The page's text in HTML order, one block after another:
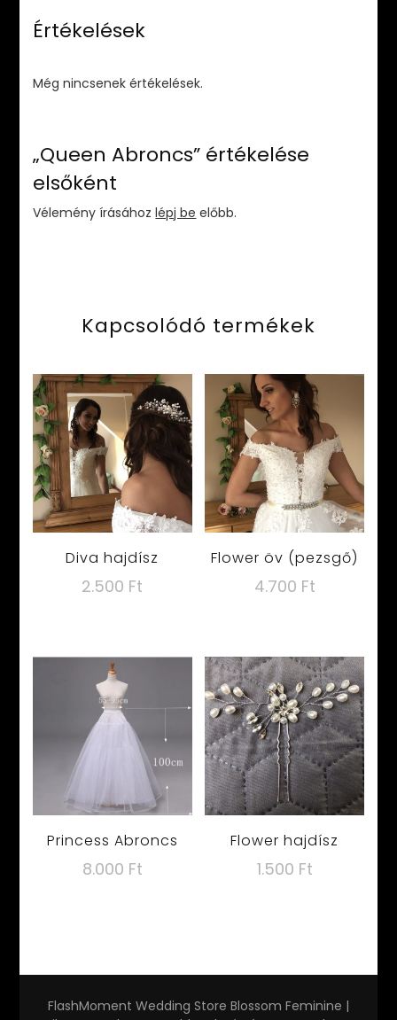
Értékelések
Még nincsenek értékelések.
„Queen Abroncs” értékelése
elsőként
Vélemény írásáhozlépj be előbb.
Kapcsolódó termékek
Diva hajdísz
2.500 Ft
Flower öv (pezsgő)
4.700 Ft
Princess Abroncs
8.000 Ft
Flower hajdísz
1.500 Ft
FlashMoment Wedding Store Blossom Feminine |